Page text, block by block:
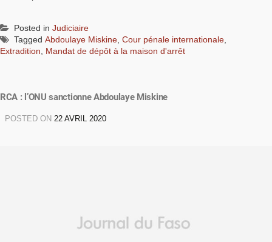
Posted in Judiciaire
Tagged Abdoulaye Miskine, Cour pénale internationale,
Extradition, Mandat de dépôt à la maison d'arrêt
RCA : l’ONU sanctionne Abdoulaye Miskine
POSTED ON 22 AVRIL 2020